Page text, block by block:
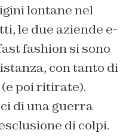
lontane nel
le due aziende e-
fashion si sono
con tanto di
poi ritirate).
di una guerra
di colpi.